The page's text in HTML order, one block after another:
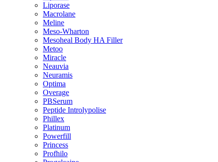
Liporase
Macrolane
Meline
Meso-Wharton
Mesoheal Body HA Filler
Metoo
Miracle
Neauvia
Neuramis
Optima
Overage
PBSerum
Peptide Introlypolise
Phillex
Platinum
Powerfill
Princess
Profhilo